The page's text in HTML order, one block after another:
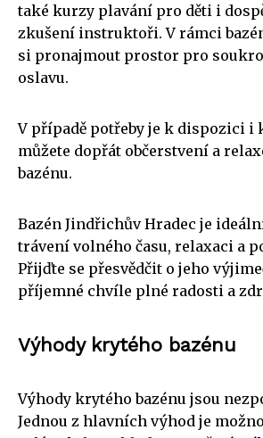
také kurzy plavání pro děti i
zkušení instruktoři. V rámci
si pronajmout prostor pro
oslavu.
V případě potřeby je k dispozici i
můžete dopřát občerstvení a
bazénu.
Bazén Jindřichův Hradec je
trávení volného času, relaxaci a
Přijďte se přesvědčit o jeho
příjemné chvíle plné radosti a
Výhody krytého bazénu
Výhody krytého bazénu jsou
Jednou z hlavních výhod je